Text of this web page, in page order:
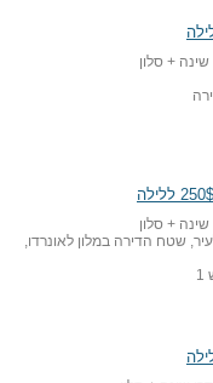
מתוך 23, נוף לעיר, שטח הדירה במלון לאונרדו,